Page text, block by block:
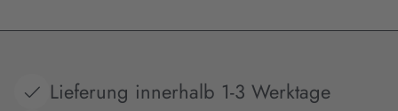
Lieferung innerhalb 1-3 Werktage